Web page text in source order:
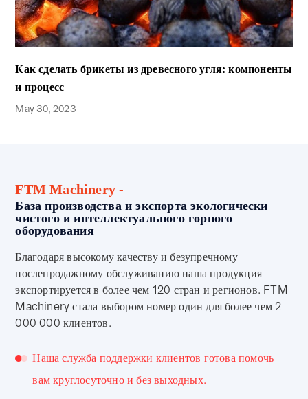
Как сделать брикеты из древесного угля: компоненты
и процесс
May 30, 2023
FTM Machinery -
База производства и экспорта экологически
чистого и интеллектуального горного
оборудования
Благодаря высокому качеству и безупречному
послепродажному обслуживанию наша продукция
экспортируется в более чем 120 стран и регионов. FTM
Machinery стала выбором номер один для более чем 2
000 000 клиентов.
Наша служба поддержки клиентов готова помочь
вам круглосуточно и без выходных.